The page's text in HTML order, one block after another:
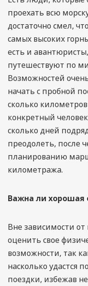
проехать всю
достаточно смел,
самых высоких
есть и
путешествуют по
Возможностей
начать с пробной
сколько
конкретный
сколько дней
преодолеть, после
планированию
километража.
Важна ли хорошая
Вне зависимости от
оценить свое
возможности, так
насколько удастся
поездки, избежав